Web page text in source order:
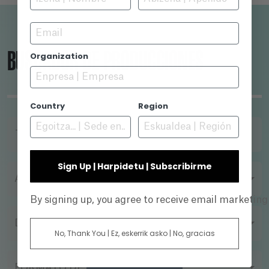
BUSCADOR DE PRODUCCIONES
TÍTULO
AÑO
Email
Organization
Country Region
Sign Up | Harpidetu | Subscribirme
By signing up, you agree to receive email
No, Thank You | Ez, eskerrik asko | No, gracias